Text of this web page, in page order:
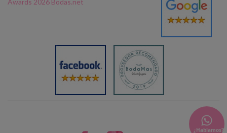
¿Hablamos?